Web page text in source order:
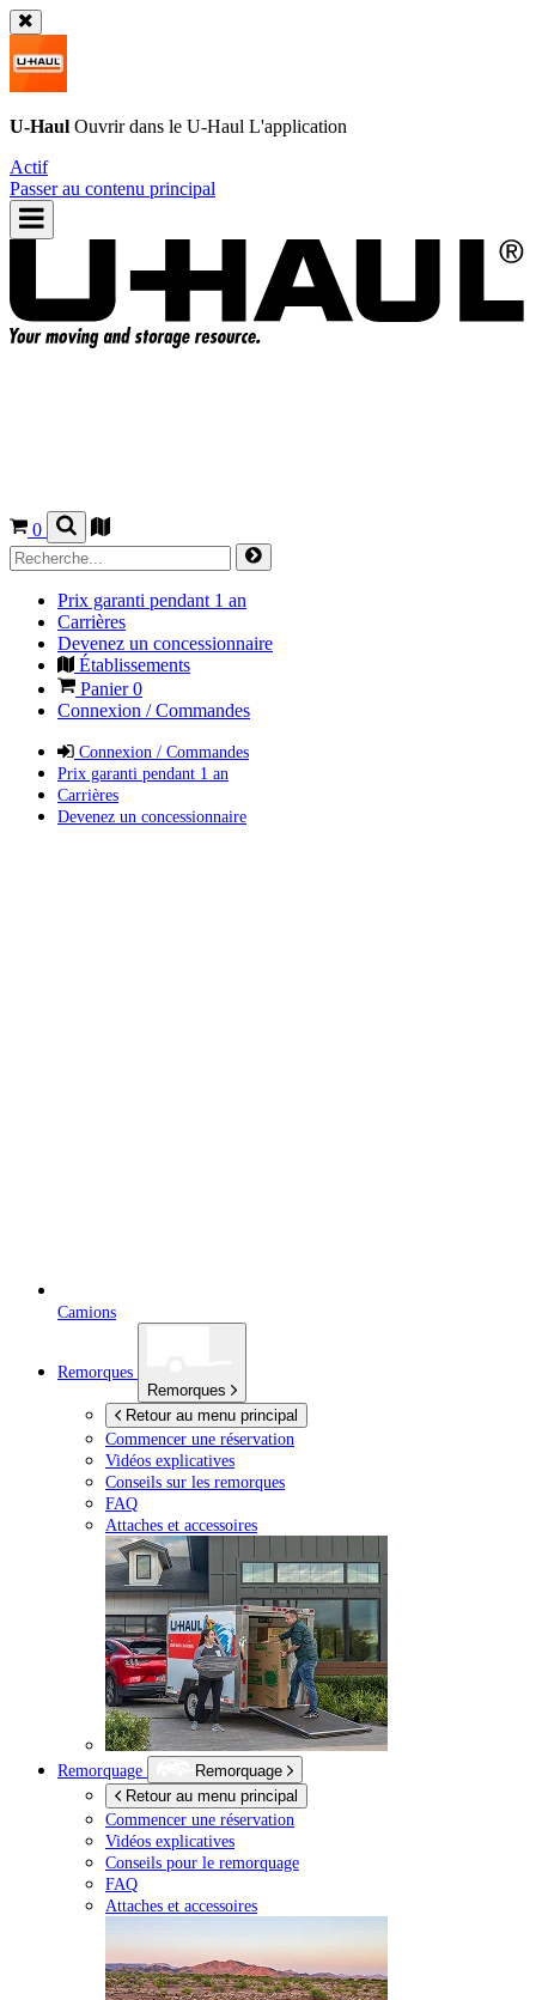
U-Haul Ouvrir dans le U-Haul L'application
Actif
Passer au contenu principal
0
Prix garanti pendant 1 an
Carrières
Devenez un concessionnaire
Établissements
Panier0
Connexion / Commandes
Connexion / Commandes
Prix garanti pendant 1 an
Carrières
Devenez un concessionnaire
Camions
Remorques
Remorques
Retour au menu principal
Commencer une réservation
Vidéos explicatives
Conseils sur les remorques
FAQ
Attaches et accessoires
Remorquage
Remorquage
Retour au menu principal
Commencer une réservation
Vidéos explicatives
Conseils pour le remorquage
FAQ
Attaches et accessoires